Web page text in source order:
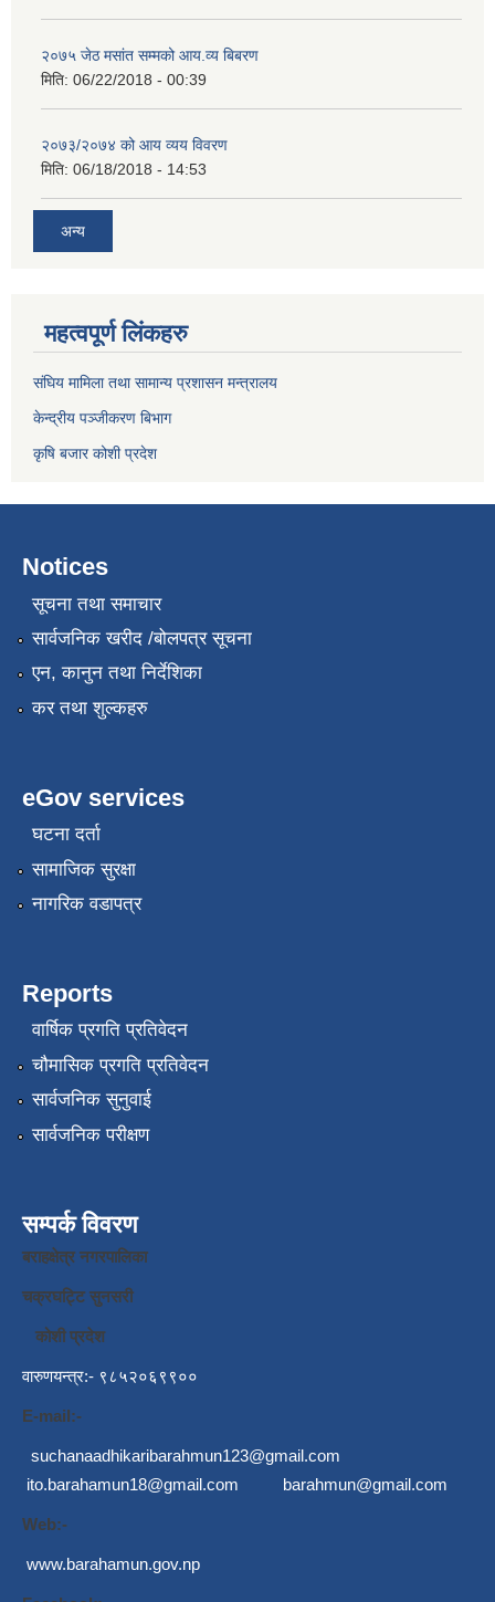
२०७५ जेठ मसांत सम्मको आय.व्य बिबरण
मिति: 06/22/2018 - 00:39
२०७३/२०७४ को आय व्यय विवरण
मिति: 06/18/2018 - 14:53
अन्य
महत्वपूर्ण लिंकहरु
संघिय मामिला तथा सामान्य प्रशासन मन्त्रालय
केन्द्रीय पञ्जीकरण बिभाग
कृषि बजार कोशी प्रदेश
Notices
सूचना तथा समाचार
सार्वजनिक खरीद /बोलपत्र सूचना
एन, कानुन तथा निर्देशिका
कर तथा शुल्कहरु
eGov services
घटना दर्ता
सामाजिक सुरक्षा
नागरिक वडापत्र
Reports
वार्षिक प्रगति प्रतिवेदन
चौमासिक प्रगति प्रतिवेदन
सार्वजनिक सुनुवाई
सार्वजनिक परीक्षण
सम्पर्क विवरण
बराहक्षेत्र नगरपालिका
चक्रघट्टि सुनसरी
कोशी प्रदेश
वारुणयन्त्र:- ९८५२०६९९००
E-mail:-
suchanaadhikaribarahmun123@gmail.com
ito.barahamun18@gmail.com
barahmun@gmail.com
Web:-
www.barahamun.gov.np